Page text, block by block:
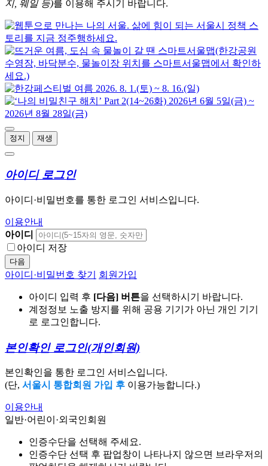
지, 웨일 등)를 이용해 주시기 바랍니다.
정지 재생
아이디 로그인
아이디·비밀번호를 통한 로그인 서비스입니다.
이용안내
아이디
아이디 저장
다음
아이디·비밀번호 찾기 회원가입
아이디 입력 후 [다음] 버튼을 선택하시기 바랍니다.
계정정보 노출 방지를 위해 공용 기기가 아닌 개인 기기
로 로그인합니다.
본인확인 로그인(개인회원)
본인확인을 통한 로그인 서비스입니다.
(단, 서울시 통합회원 가입 후 이용가능합니다.)
이용안내
일반·어린이·외국인회원
인증수단을 선택해 주세요.
인증수단 선택 후 팝업창이 나타나지 않으면 브라우저의